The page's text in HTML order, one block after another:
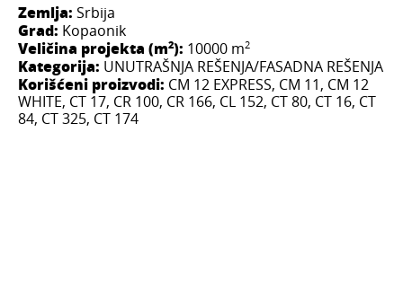
Zemlja: Srbija
Grad: Kopaonik
Veličina projekta (m2): 10000 m2
Kategorija: UNUTRAŠNJA REŠENJA/FASADNA REŠENJA
Korišćeni proizvodi: CM 12 EXPRESS, CM 11, CM 12
WHITE, CT 17, CR 100, CR 166, CL 152, CT 80, CT 16, CT
84, CT 325, CT 174